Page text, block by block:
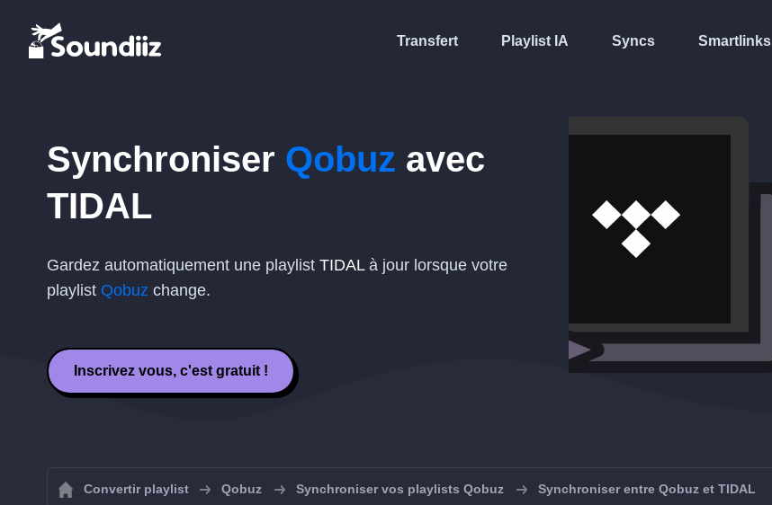
Transfert Playlist IA Syncs Smartlinks
Synchroniser Qobuz avec
TIDAL
Gardez automatiquement une playlist TIDALà jour lorsque votre
playlist Qobuz change.
Inscrivez vous, c'est gratuit !
Convertir playlist Qobuz Synchroniser vos playlists Qobuz Synchroniser entre Qobuz et TIDAL